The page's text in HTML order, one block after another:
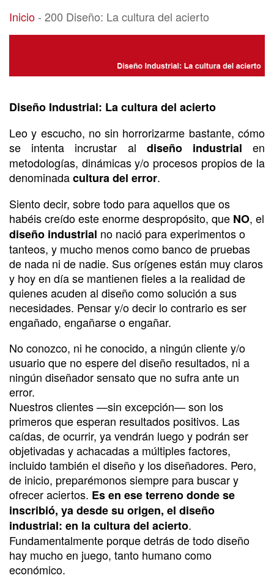
200 Diseño: La cultura del acierto
Inicio- 200 Diseño: La cultura del acierto
Diseño Industrial: La cultura del acierto
Leo y escucho, no sin horrorizarme bastante, cómo
se intenta incrustar al diseño industrial en
metodologías, dinámicas y/o procesos propios de la
denominadacultura del error.
Siento decir, sobre todo para aquellos que os
habéis creído este enorme despropósito, que NO, el
diseño industrial no nació para experimentos o
tanteos, y mucho menos como banco de pruebas
de nada ni de nadie. Sus orígenes están muy claros
y hoy en día se mantienen fieles a la realidad de
quienes acuden al diseño como solución a sus
necesidades. Pensar y/o decir lo contrario es ser
engañado, engañarse o engañar.
No conozco, ni he conocido, a ningún cliente y/o
usuario que no espere del diseño resultados, ni a
ningún diseñador sensato que no sufra ante un
error.
Nuestros clientes —sin excepción— son los
primeros que esperan resultados positivos. Las
caídas, de ocurrir, ya vendrán luego y podrán ser
objetivadas y achacadas a múltiples factores,
incluido también el diseño y los diseñadores. Pero,
de inicio, preparémonos siempre para buscar y
ofrecer aciertos. Es en ese terreno donde se
inscribió, ya desde su origen, el diseño
industrial: en la cultura del acierto.
Fundamentalmente porque detrás de todo diseño
hay mucho en juego, tanto humano como
económico.